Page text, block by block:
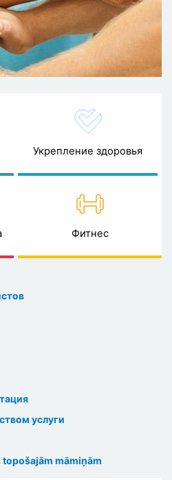
Укрепление здоровья
Фитнес
услуги
māmiņām